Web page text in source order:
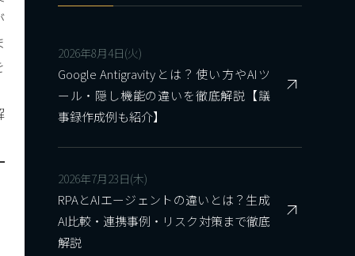
2026年8月4日(火)
Google Antigravityとは？使い方やAIツ
ール・隠し機能の違いを徹底解説【議
事録作成例も紹介】
2026年7月23日(木)
RPAとAIエージェントの違いとは？生成
AI比較・連携事例・リスク対策まで徹底
解説